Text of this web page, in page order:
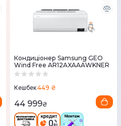
Кондиціонер Samsung GEO
Wind Free AR12AXAAAWKNER
Кешбек449 ₴
44 999₴